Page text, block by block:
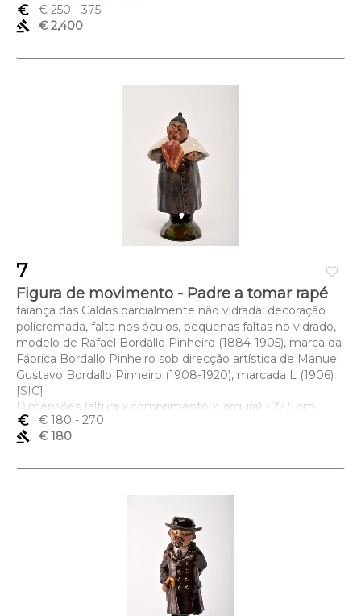
Dimensões (altura x comprimento x largura) - 22 cm
euro_symbol € 250 - 375
gavel
€ 2,400
favorite_border
7
Figura de movimento - Padre a tomar rapé
faiança das Caldas parcialmente não vidrada, decoração
policromada, falta nos óculos, pequenas faltas no vidrado,
modelo de Rafael Bordallo Pinheiro (1884-1905), marca da
Fábrica Bordallo Pinheiro sob direcção artística de Manuel
Gustavo Bordallo Pinheiro (1908-1920), marcada L (1906)
[SIC]
Dimensões (altura x comprimento x largura) - 22,5 cm
euro_symbol
€ 180 - 270
gavel
€ 180